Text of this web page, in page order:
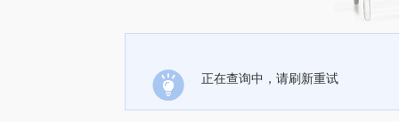
正在查询中，请刷新重试